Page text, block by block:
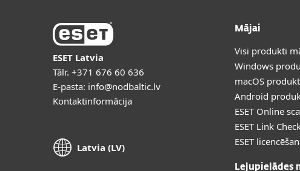
ESET Latvia
Tālr. +371 676 60 636
E-pasta: info@nodbaltic.lv
Kontaktinformācija
Latvia (LV)
Mājai
Visi produkti
Windows
macOS
Android
ESET Online
ESET Link
ESET
Lejupielādes